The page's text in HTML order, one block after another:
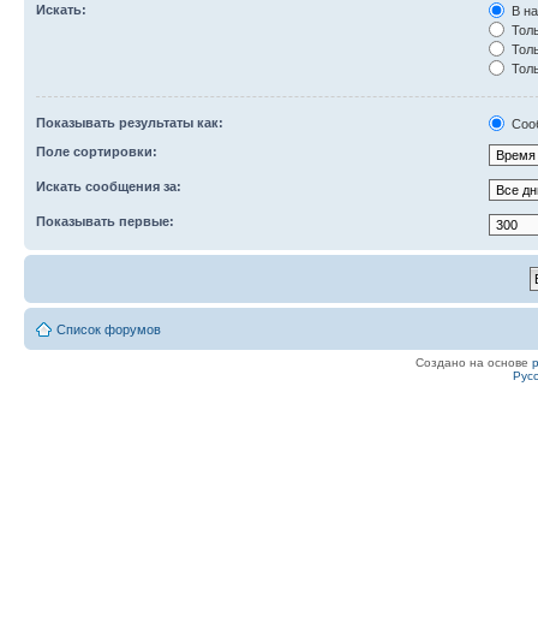
Искать:
В
Показывать результаты как:
Поле сортировки:
Искать сообщения за:
Показывать первые:
Список форумов
Создано на основе